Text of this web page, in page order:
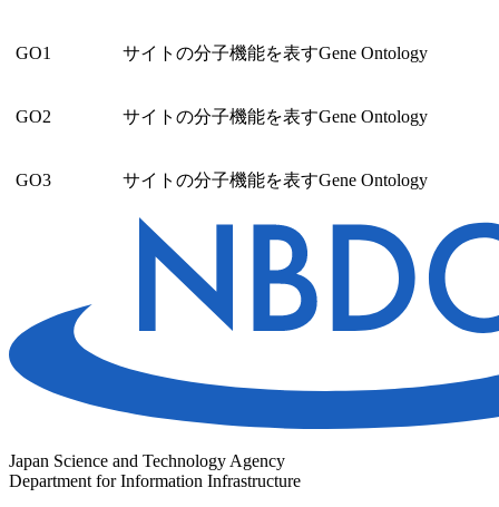
GO1 サイトの分子機能を表すGene Ontology
GO2 サイトの分子機能を表すGene Ontology
GO3 サイトの分子機能を表すGene Ontology
Japan Science and Technology Agency
Department for Information Infrastructure